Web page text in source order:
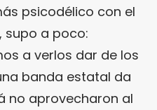
psicodélico con el
supo a poco:
a verlos dar de los
banda estatal da
no aprovecharon al